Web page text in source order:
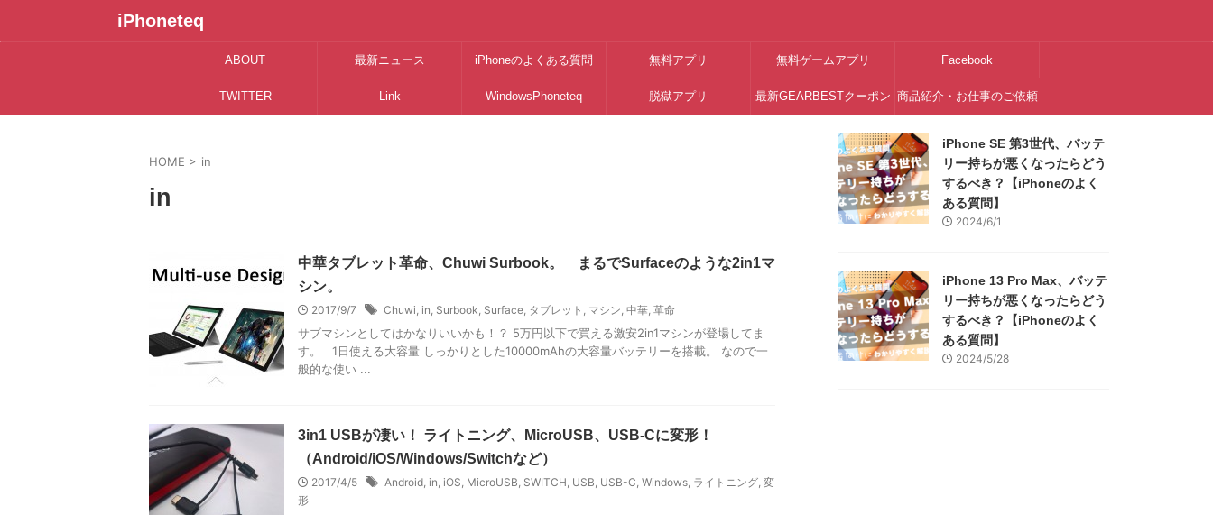
iPhoneteq
ABOUT 最新ニュース iPhoneのよくある質問 無料アプリ 無料ゲームアプリ Facebook
TWITTER Link WindowsPhoneteq 脱獄アプリ 最新GEARBESTクーポン 商品紹介・お仕事のご依頼
HOME > in
in
中華タブレット革命、Chuwi Surbook。 まるでSurfaceのような2in1マ
シン。
2017/9/7 Chuwi, in, Surbook, Surface, タブレット , マシン, 中華, 革命
サブマシンとしてはかなりいいかも！？ 5万円以下で買える激安2in1マシンが登場してま
す。 1日使える大容量 しっかりとした10000mAhの大容量バッテリーを搭載。 なので一
般的な使い ...
3in1 USBが凄い！ ライトニング、MicroUSB、USB-Cに変形！
（Android/iOS/Windows/Switchなど）
2017/4/5 Android, in, iOS, MicroUSB, SWITCH, USB, USB-C, Windows, ライトニング, 変
形
iPhone SE 第3世代、バッテ
リー持ちが悪くなったらどう
するべき？【iPhoneのよく
ある質問】
2024/6/1
iPhone 13 Pro Max、バッテ
リー持ちが悪くなったらどう
するべき？【iPhoneのよく
ある質問】
2024/5/28